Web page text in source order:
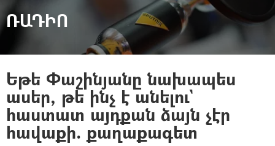
ՌԱԴԻՈ
Եթե Փաշինյանը նախապես
ասեր, թե ինչ է անելու`
հաստատ այդքան ձայն չէր
հավաքի. քաղաքագետ